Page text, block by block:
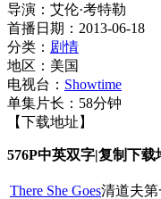
导演：艾伦·考特勒
首播日期：2013-06-18
分类： 剧情
地区：美国
电视台： Showtime
单集片长：58分钟
【下载地址】
576P中英双字|复制下
There She Goes清道夫